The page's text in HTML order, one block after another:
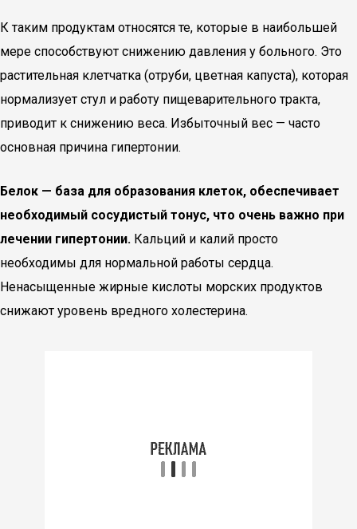
К таким продуктам относятся те, которые в наибольшей
мере способствуют снижению давления у больного. Это
растительная клетчатка (отруби, цветная капуста), которая
нормализует стул и работу пищеварительного тракта,
приводит к снижению веса. Избыточный вес — часто
основная причина гипертонии.
Белок — база для образования клеток, обеспечивает
необходимый сосудистый тонус, что очень важно при
лечении гипертонии. Кальций и калий просто
необходимы для нормальной работы сердца.
Ненасыщенные жирные кислоты морских продуктов
снижают уровень вредного холестерина.